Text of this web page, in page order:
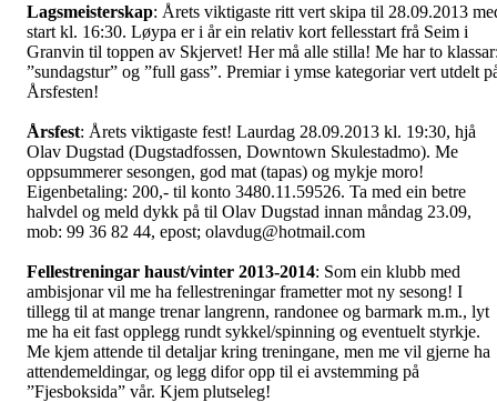
Lagsmeisterskap: Årets viktigaste ritt vert skipa til 28.09.2013
start kl. 16:30. Løypa er i år ein relativ kort fellesstart frå Seim i
Granvin til toppen av Skjervet! Her må alle stilla! Me har to
”sundagstur” og ”full gass”. Premiar i ymse kategoriar vert utdelt
Årsfesten!
Årsfest: Årets viktigaste fest! Laurdag 28.09.2013 kl. 19:30, hjå
Olav Dugstad (Dugstadfossen, Downtown Skulestadmo). Me
oppsummerer sesongen, god mat (tapas) og mykje moro!
Eigenbetaling: 200,- til konto 3480.11.59526. Ta med ein betre
halvdel og meld dykk på til Olav Dugstad innan måndag 23.09,
mob: 99 36 82 44, epost; olavdug@hotmail.com
Fellestreningar haust/vinter 2013-2014: Som ein klubb med
ambisjonar vil me ha fellestreningar frametter mot ny sesong! I
tillegg til at mange trenar langrenn, randonee og barmark m.m., lyt
me ha eit fast opplegg rundt sykkel/spinning og eventuelt styrkje.
Me kjem attende til detaljar kring treningane, men me vil gjerne ha
attendemeldingar, og legg difor opp til ei avstemming på
”Fjesboksida” vår. Kjem plutseleg!